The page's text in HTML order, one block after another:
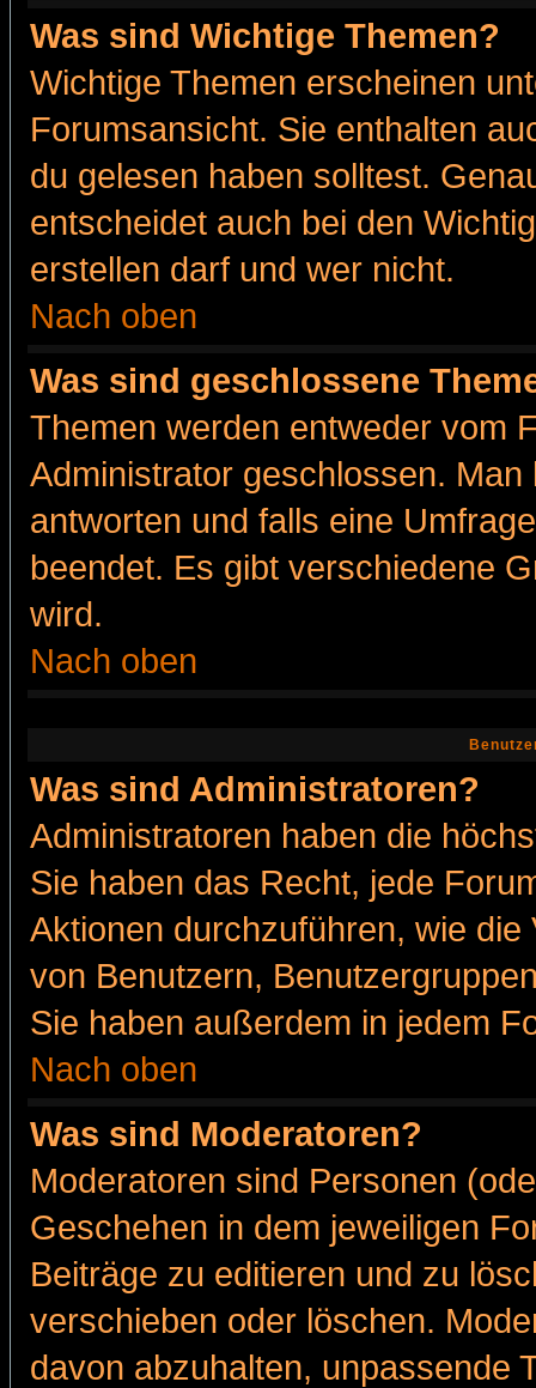
Was sind Wichtige Themen?
Wichtige Themen erscheinen
Forumsansicht. Sie enthalten
du gelesen haben solltest.
entscheidet auch bei den
erstellen darf und wer nicht.
Nach oben
Was sind geschlossene
Themen werden entweder vom
Administrator geschlossen.
antworten und falls eine
beendet. Es gibt verschiedene
wird.
Nach oben
Was sind Administratoren?
Administratoren haben die
Sie haben das Recht, jede
Aktionen durchzuführen, wie
von Benutzern,
Sie haben außerdem in jedem
Nach oben
Was sind Moderatoren?
Moderatoren sind Personen
Geschehen in dem jeweiligen
Beiträge zu editieren und zu
verschieben oder löschen.
davon abzuhalten, unpassende